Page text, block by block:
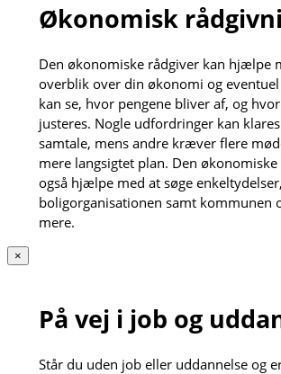
Økonomisk
Den økonomiske rådgiver kan hjælpe
overblik over din økonomi og
kan se, hvor pengene bliver af, og
justeres. Nogle udfordringer kan
samtale, mens andre kræver flere
mere langsigtet plan. Den
også hjælpe med at søge
boligorganisationen samt kommunen
mere.
×
På vej i job og
Står du uden job eller uddannelse og